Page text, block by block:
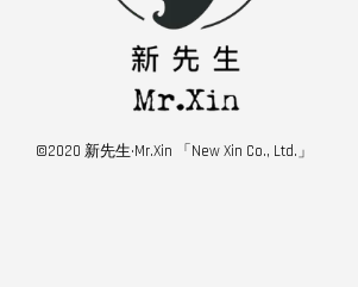
©2020 新先生·Mr.Xin 「New Xin Co., Ltd.」